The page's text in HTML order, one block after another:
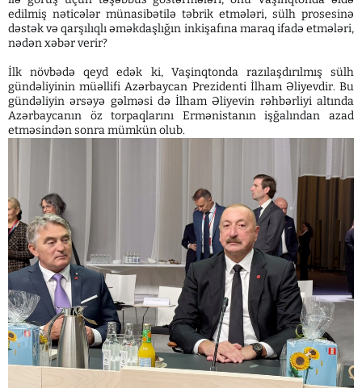
edilmiş nəticələr münasibətilə təbrik etmələri, sülh prosesinə
dəstək və qarşılıqlı əməkdaşlığın inkişafına maraq ifadə etmələri,
nədən xəbər verir?
İlk növbədə qeyd edək ki, Vaşinqtonda razılaşdırılmış sülh
gündəliyinin müəllifi Azərbaycan Prezidenti İlham Əliyevdir. Bu
gündəliyin ərsəyə gəlməsi də İlham Əliyevin rəhbərliyi altında
Azərbaycanın öz torpaqlarını Ermənistanın işğalından azad
etməsindən sonra mümkün olub.